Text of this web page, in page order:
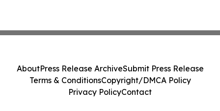
AboutPress Release ArchiveSubmit Press Release
Terms & ConditionsCopyright/DMCA Policy
Privacy PolicyContact